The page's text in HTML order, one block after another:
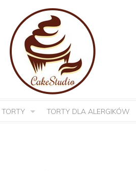
TORTY TORTY DLA ALERGIKÓW